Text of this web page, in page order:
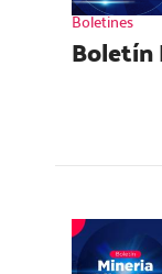
Boletines
Boletín